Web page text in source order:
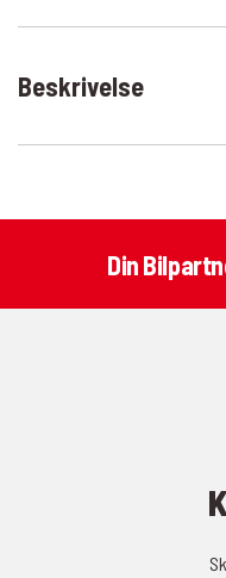
Beskrivelse
Din